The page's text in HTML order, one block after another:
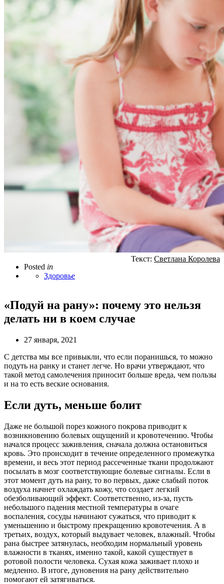
Posted in
Здоровье
Текст: Светлана Королева
«Подуй на рану»: почему это нельзя
делать ни в коем случае
27 января, 2021
С детства мы все привыкли, что если поранишься, то можно
подуть на ранку и станет легче. Но врачи утверждают, что
такой метод самолечения приносит больше вреда, чем пользы
и на то есть веские основания.
Если дуть, меньше болит
Даже не большой порез кожного покрова приводит к
возникновению болевых ощущений и кровотечению. Чтобы
начался процесс заживления, сначала должна остановиться
кровь. Это происходит в течение определенного промежутка
времени, и весь этот период рассеченные ткани продолжают
посылать в мозг соответствующие болевые сигналы. Если в
этот момент дуть на рану, то во первых, даже слабый поток
воздуха начнет охлаждать кожу, что создает легкий
обезболивающий эффект. Соответственно, из-за, пусть
небольшого падения местной температуры в очаге
воспаления, сосуды начинают сужаться, что приводит к
уменьшению и быстрому прекращению кровотечения. А в
третьих, воздух, который выдувает человек, влажный. Чтобы
рана быстрее затянулась, необходим нормальный уровень
влажности в тканях, именно такой, какой существует в
ротовой полости человека. Сухая кожа заживает плохо и
медленно. В итоге, дуновения на рану действительно
помогают ей затягиваться.